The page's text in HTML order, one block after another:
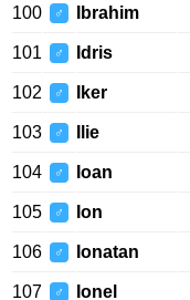
100 ♂ Ibrahim
101 ♂ Idris
102 ♂ Iker
103 ♂ Ilie
104 ♂ Ioan
105 ♂ Ion
106 ♂ Ionatan
107 ♂ Ionel